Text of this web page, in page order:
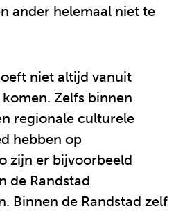
ander helemaal niet te
niet altijd vanuit
Zelfs binnen
regionale culturele
hebben op
zijn er bijvoorbeeld
de Randstad
Binnen de Randstad zelf